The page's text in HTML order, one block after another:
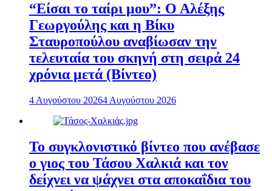
“Είσαι το ταίρι μου”: Ο Αλέξης
Γεωργούλης και η Βίκυ
Σταυροπούλου αναβίωσαν την
τελευταία του σκηνή στη σειρά 24
χρόνια μετά (Βίντεο)
4 Αυγούστου 20264 Αυγούστου 2026
To συγκλονιστικό βίντεο που ανέβασε
ο γιος του Τάσου Χαλκιά και τον
δείχνει να ψάχνει στα αποκαΐδια του